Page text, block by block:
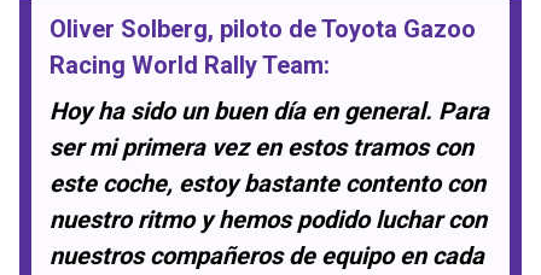
Oliver Solberg, piloto deToyota Gazoo
Racing World Rally Team:
Hoy ha sido un buen día en general. Para
ser mi primera vez en estos tramos con
este coche, estoy bastante contento con
nuestro ritmo y hemos podido luchar con
nuestros compañeros de equipo en cada